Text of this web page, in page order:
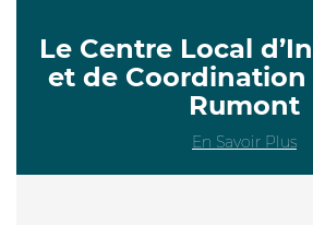
Le Centre Local
et de Coordination
Rumont
En Savoir Plus